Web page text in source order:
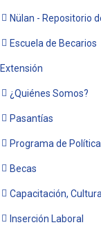
Nülan - Repositorio
Escuela de Becarios
Extensión
¿Quiénes Somos?
Pasantías
Programa de
Becas
Capacitación,
Inserción Laboral